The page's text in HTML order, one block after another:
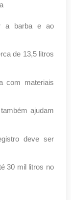
a barba e ao
de 13,5 litros
com materiais
ajudam
deve ser
30 mil litros no